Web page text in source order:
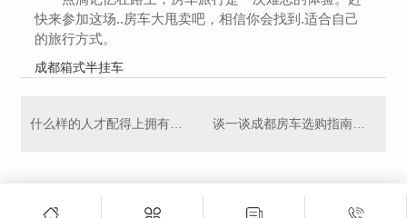
快来参加这场..房车大甩卖吧，相信你会找到.适合自己
的旅行方式。
成都箱式半挂车